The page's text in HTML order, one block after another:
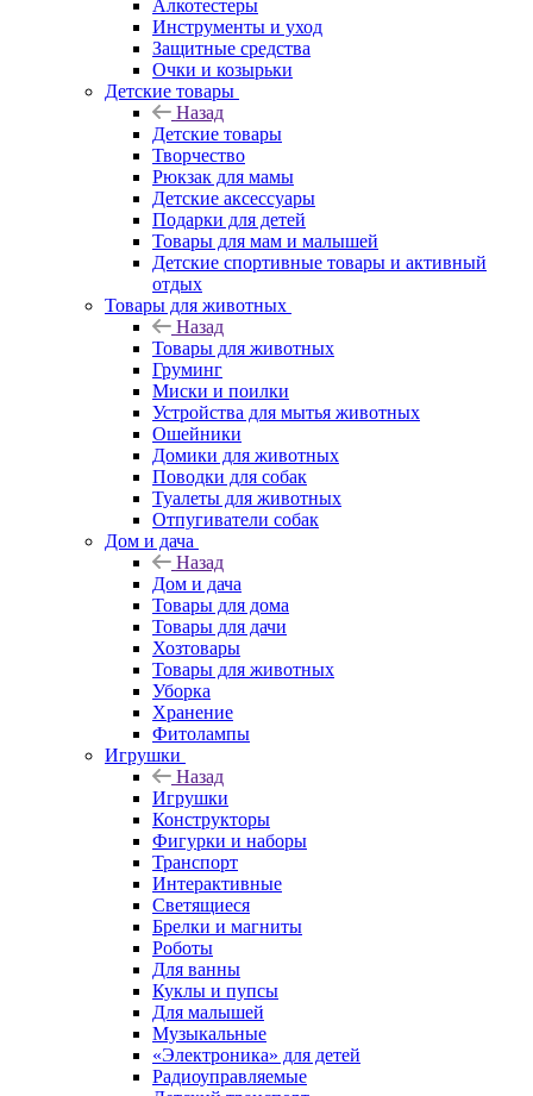
Алкотестеры
Инструменты и уход
Защитные средства
Очки и козырьки
Детские товары
Назад
Детские товары
Творчество
Рюкзак для мамы
Детские аксессуары
Подарки для детей
Товары для мам и малышей
Детские спортивные товары и активный
отдых
Товары для животных
Назад
Товары для животных
Груминг
Миски и поилки
Устройства для мытья животных
Ошейники
Домики для животных
Поводки для собак
Туалеты для животных
Отпугиватели собак
Дом и дача
Назад
Дом и дача
Товары для дома
Товары для дачи
Хозтовары
Товары для животных
Уборка
Хранение
Фитолампы
Игрушки
Назад
Игрушки
Конструкторы
Фигурки и наборы
Транспорт
Интерактивные
Светящиеся
Брелки и магниты
Роботы
Для ванны
Куклы и пупсы
Для малышей
Музыкальные
«Электроника» для детей
Радиоуправляемые